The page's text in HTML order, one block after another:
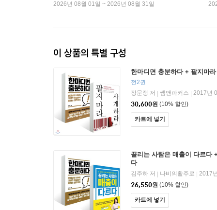
2026년 08월 01일 ~ 2026년 08월 31일
이 상품의 특별 구성
한마디면 충분하다 + 팔지마
전2권
장문정 저
쌤앤파커스
2017년
30,600원 (10% 할인)
카트에 넣기
끌리는 사람은 매출이 다르다
다
김주하 저 나비의활주로
2017
26,550원 (10% 할인)
카트에 넣기